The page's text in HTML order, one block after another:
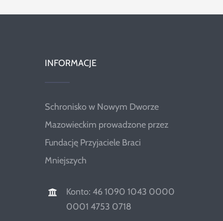
INFORMACJE
Schronisko w Nowym Dworze
Mazowieckim prowadzone przez
Fundację Przyjaciele Braci
Mniejszych
Konto: 46 1090 1043 0000
0001 4753 0718